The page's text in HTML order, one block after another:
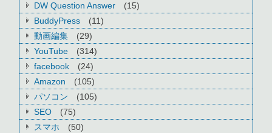
DW Question Answer
(15)
BuddyPress
(11)
動画編集
(29)
YouTube
(314)
facebook
(24)
Amazon
(105)
パソコン
(105)
SEO
(75)
スマホ
(50)